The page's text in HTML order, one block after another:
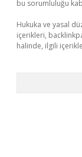
bu sorumluluğu
Hukuka ve yasal
içerikleri,
halinde, ilgili